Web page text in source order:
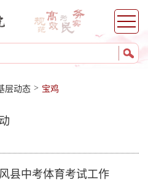
层动态 > 宝鸡
县中考体育考试工作